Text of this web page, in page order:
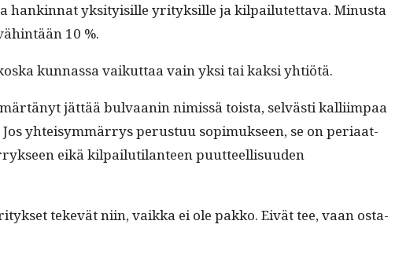
han­k­in­nat yksi­ty­isille yri­tyk­sille ja kil­pailutet­ta­va. Minus­ta
10 %.
kun­nas­sa vaikut­taa vain yksi tai kak­si yhtiötä.
jät­tää bul­vaanin nimis­sä toista, selvästi kalli­im­paa
yhteisym­mär­rys perus­tuu sopimuk­seen, se on peri­aat­
eikä kil­pailu­ti­lanteen puut­teel­lisu­u­den
tekevät niin, vaik­ka ei ole pakko. Eivät tee, vaan osta­